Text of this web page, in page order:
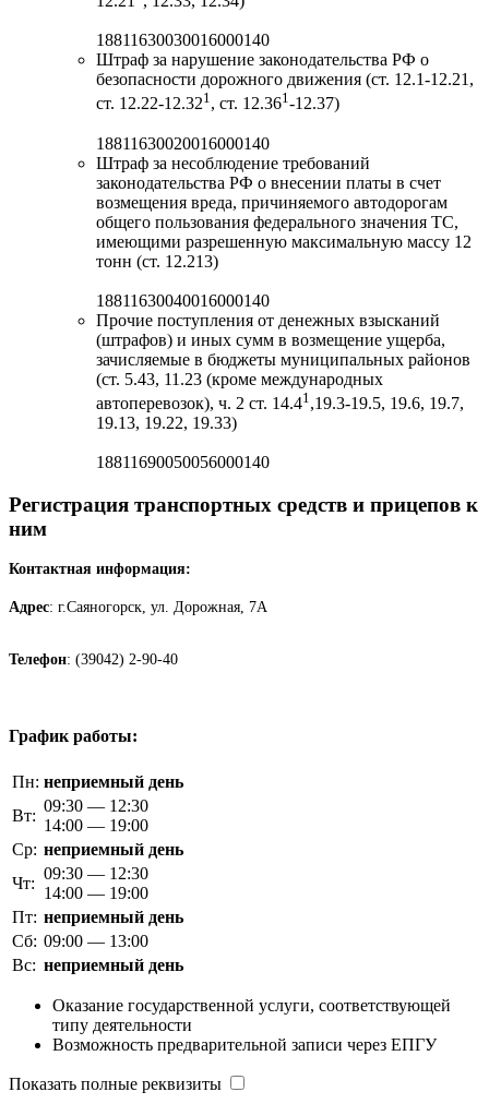
18811630030016000140
Штраф за нарушение законодательства РФ о
безопасности дорожного движения (ст. 12.1-12.21,
ст. 12.22-12.321, ст. 12.361-12.37)
18811630020016000140
Штраф за несоблюдение требований
законодательства РФ о внесении платы в счет
возмещения вреда, причиняемого автодорогам
общего пользования федерального значения ТС,
имеющими разрешенную максимальную массу 12
тонн (ст. 12.213)
18811630040016000140
Прочие поступления от денежных взысканий
(штрафов) и иных сумм в возмещение ущерба,
зачисляемые в бюджеты муниципальных районов
(ст. 5.43, 11.23 (кроме международных
автоперевозок), ч. 2 ст. 14.41 ,19.3-19.5, 19.6, 19.7,
19.13, 19.22, 19.33)
18811690050056000140
Регистрация транспортных средств и прицепов к
ним
Контактная информация:
Адрес: г.Саяногорск, ул. Дорожная, 7А
Телефон: (39042) 2-90-40
График работы:
Пн: неприемный день
Вт:
09:30 — 12:30
14:00 — 19:00
Ср: неприемный день
Чт:
09:30 — 12:30
14:00 — 19:00
Пт: неприемный день
Сб: 09:00 — 13:00
Вс: неприемный день
Оказание государственной услуги, соответствующей
типу деятельности
Возможность предварительной записи через ЕПГУ
Показать полные реквизиты